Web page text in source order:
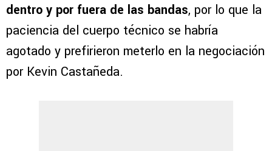
dentro y por fuera de las bandas, por lo que la
paciencia del cuerpo técnico se habría
agotado y prefirieron meterlo en la negociación
por Kevin Castañeda.